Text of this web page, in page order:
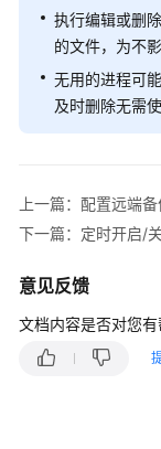
用
户
（安
卡
区
域）
用
执行编辑或删
的文件，为不
无用的进程可
及时删除无需
上一篇：配置远端
下一篇：定时开启/
意见反馈
文档内容是否对您有